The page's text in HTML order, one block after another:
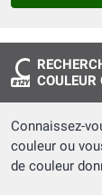
COULEUR
Connaissez-
couleur ou
de couleur